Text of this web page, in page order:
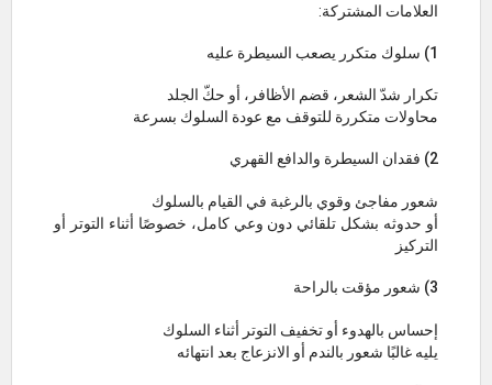
العلامات المشتركة:
1) سلوك متكرر يصعب السيطرة عليه
تكرار شدّ الشعر، قضم الأظافر، أو حكّ الجلد
محاولات متكررة للتوقف مع عودة السلوك بسرعة
2) فقدان السيطرة والدافع القهري
شعور مفاجئ وقوي بالرغبة في القيام بالسلوك
أو حدوثه بشكل تلقائي دون وعي كامل، خصوصًا أثناء التوتر أو
التركيز
3) شعور مؤقت بالراحة
إحساس بالهدوء أو تخفيف التوتر أثناء السلوك
يليه غالبًا شعور بالندم أو الانزعاج بعد انتهائه